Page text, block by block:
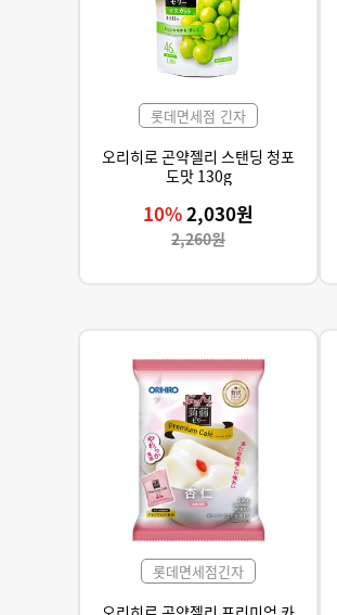
롯데면세점 긴자
오리히로 곤약젤리 스탠딩 청포
도맛 130g
10%2,030원
2,260원
롯데면세점긴자